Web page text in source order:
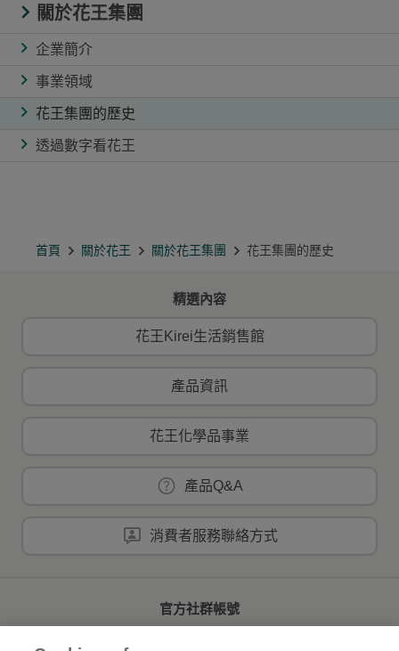
關於花王集團
企業簡介
事業領域
花王集團的歷史
透過數字看花王
首頁 關於花王 關於花王集團 花王集團的歷史
精選內容
花王Kirei生活銷售館
產品資訊
花王化學品事業
產品Q&A
消費者服務聯絡方式
官方社群帳號